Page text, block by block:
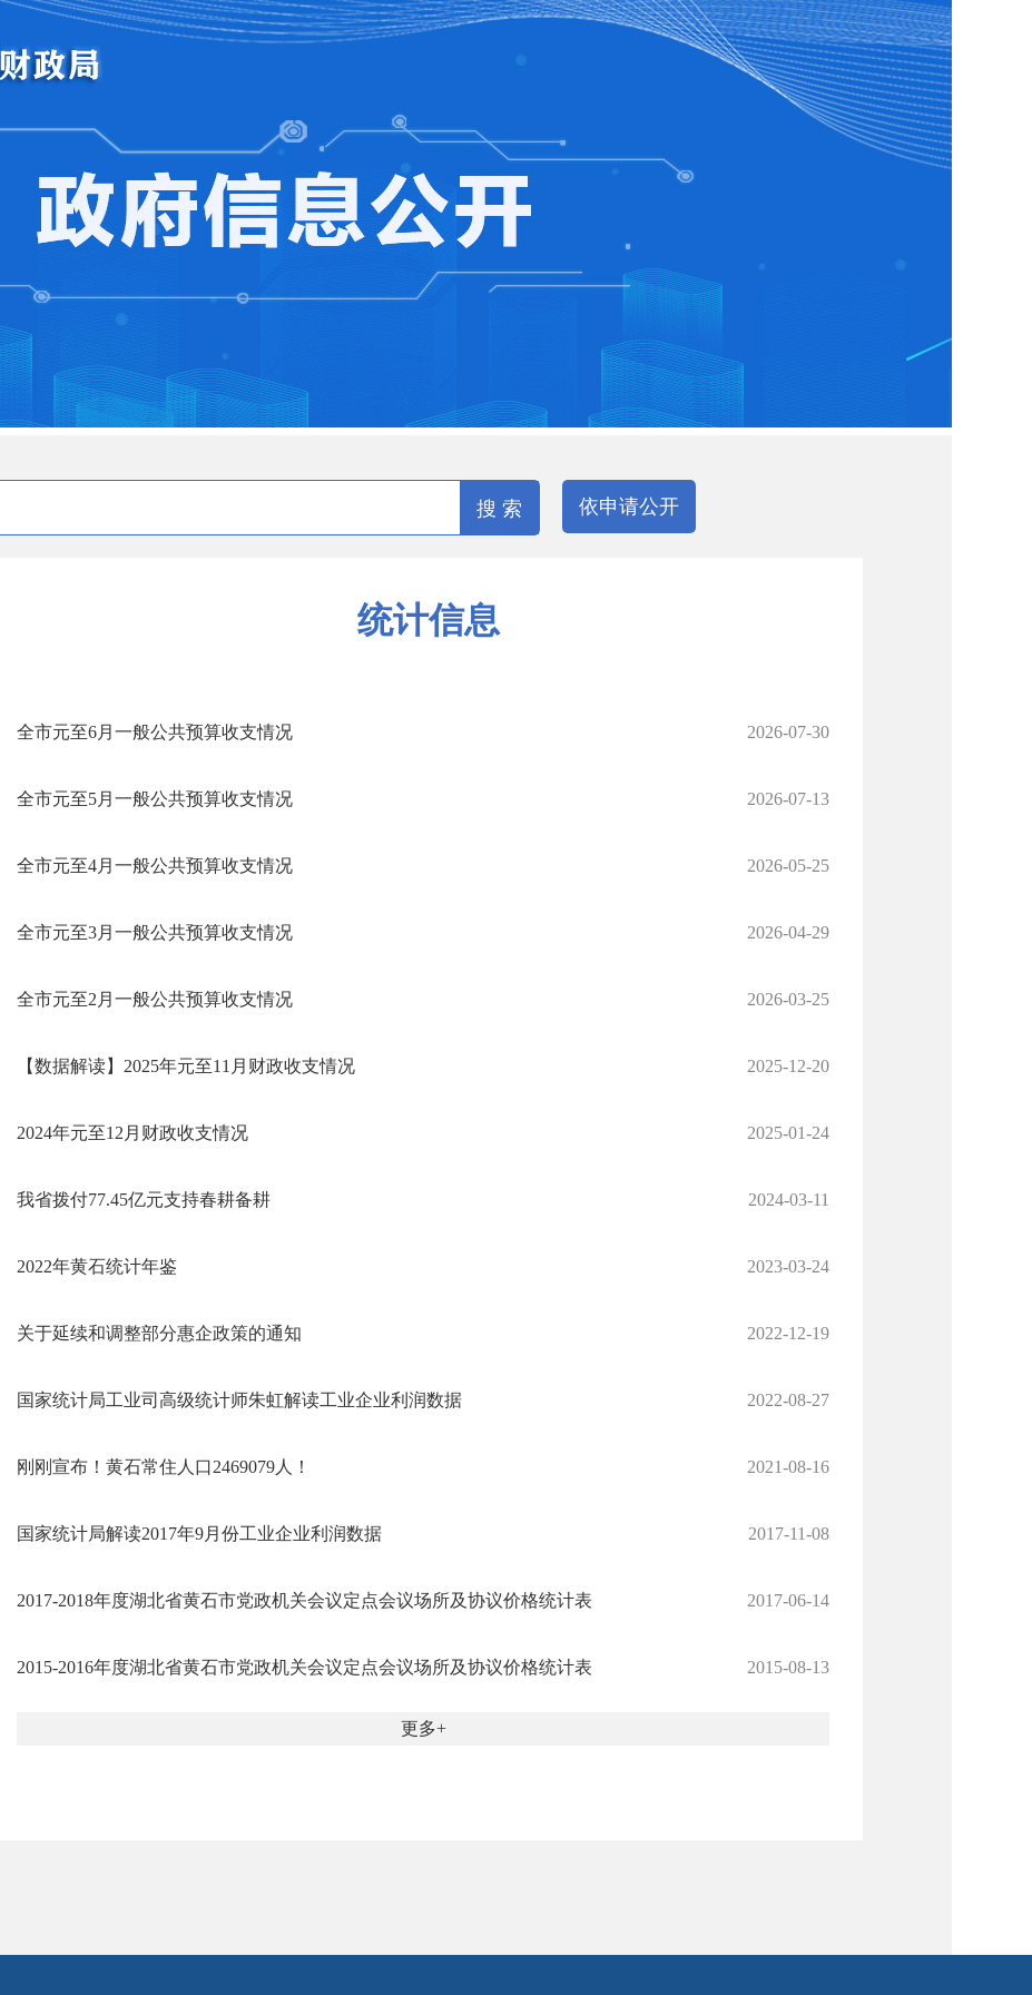
搜 索 依申请公开
统计信息
2026-07-30
全市元至6月一般公共预算收支情况
2026-07-13
全市元至5月一般公共预算收支情况
2026-05-25
全市元至4月一般公共预算收支情况
2026-04-29
全市元至3月一般公共预算收支情况
2026-03-25
全市元至2月一般公共预算收支情况
2025-12-20
【数据解读】2025年元至11月财政收支情况
2025-01-24
2024年元至12月财政收支情况
2024-03-11
我省拨付77.45亿元支持春耕备耕
2023-03-24
2022年黄石统计年鉴
2022-12-19
关于延续和调整部分惠企政策的通知
2022-08-27
国家统计局工业司高级统计师朱虹解读工业企业利润数据
2021-08-16
刚刚宣布！黄石常住人口2469079人！
2017-11-08
国家统计局解读2017年9月份工业企业利润数据
2017-06-14
2017-2018年度湖北省黄石市党政机关会议定点会议场所及协议价格统计表
2015-08-13
2015-2016年度湖北省黄石市党政机关会议定点会议场所及协议价格统计表
更多